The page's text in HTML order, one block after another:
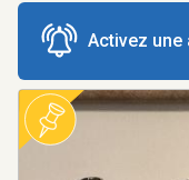
Activez une